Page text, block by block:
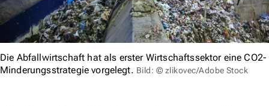
Die Abfallwirtschaft hat als erster Wirtschaftssektor eine CO2-
Minderungsstrategie vorgelegt. Bild: © zlikovec/Adobe Stock